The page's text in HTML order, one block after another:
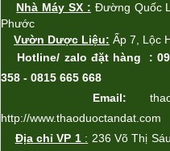
Nhà Máy SX : Đường Quốc
Phước
Vườn Dược Liệu: Ấp 7, L ộc
Hotline/ zalo đặt hàng :
358 - 0815 665 668
Email:
http://www.thaoduoctandat.com
Địa chỉ VP 1 : 236 Võ Thị